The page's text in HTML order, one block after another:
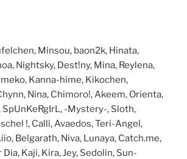
Minsou, baon2k, Hinata,
Nightsky, Dest!ny, Mina, Reylena,
Kanna-hime, Kikochen,
Nina, Chimoro!, Akeem, Orienta,
-Mystery-, Sloth,
!, Calli, Avaedos, Teri-Angel,
Belgarath, Niva, Lunaya, Catch.me,
Dia, Kaji, Kira, Jey, Sedolin, Sun-